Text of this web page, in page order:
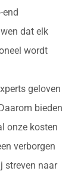
dat elk
wordt
geloven
bieden
onze kosten
verborgen
streven naar